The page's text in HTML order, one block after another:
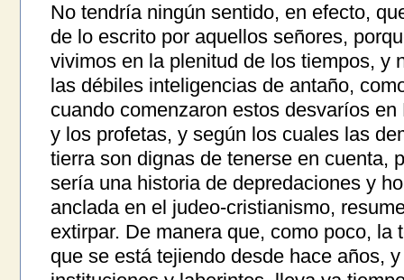
No tendría ningún sentido, en efecto,
de lo escrito por aquellos señores,
vivimos en la plenitud de los tiempos, y
las débiles inteligencias de antaño,
cuando comenzaron estos desvaríos
y los profetas, y según los cuales las
tierra son dignas de tenerse en cuenta,
sería una historia de depredaciones y
anclada en el judeo-cristianismo,
extirpar. De manera que, como poco, la
que se está tejiendo desde hace años,